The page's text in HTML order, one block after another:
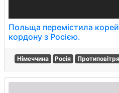
Польща перемістила
кордону з Росією.
Німеччина Росія